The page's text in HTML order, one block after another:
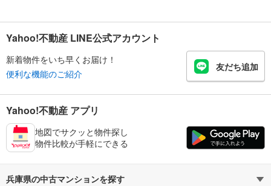
Yahoo!不動産 LINE公式アカウント
新着物件をいち早くお届け！
便利な機能のご紹介
友だち追加
Yahoo!不動産 アプリ
地図でサクッと物件探し
物件比較が手軽にできる
兵庫県の中古マンションを探す